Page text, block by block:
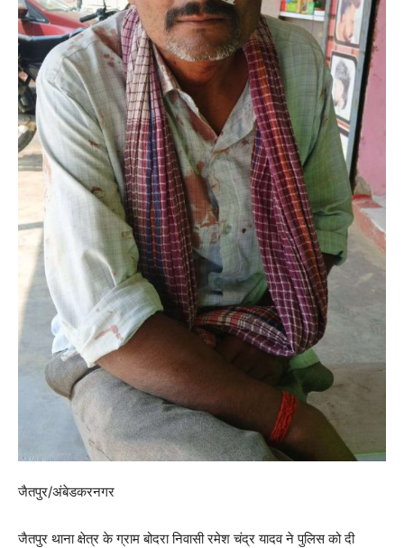
जैतपुर/अंबेडकरनगर
जैतपुर थाना क्षेत्र के ग्राम बोदरा निवासी रमेश चंद्र यादव ने पुलिस को दी